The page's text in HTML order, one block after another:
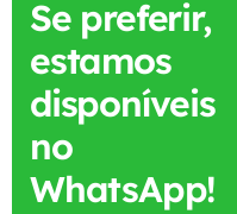
Se preferir,
estamos
disponíveis
no
WhatsApp!